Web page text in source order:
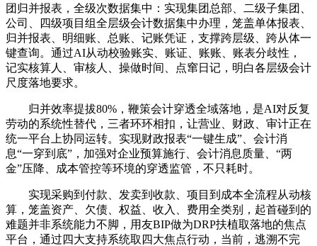
团归并报表，全级次数据集中：实现集团总部、二级子集团、
公司、四级项目组全层级会计数据集中办理，笼盖单体报表、
归并报表、明细账、总账、记账凭证，支撑跨层级、跨从体一
键查询。通过AI从动校验账实、账证、账账、账表分歧性，
记实核算人、审核人、操做时间、点窜日记，明白各层级会计
尺度落地要求。
归并效率提拔80%，鞭策会计穿透全域落地，是AI对反复
劳动的系统性替代，三者环环相扣，让营业、财政、审计正在
统一平台上协同运转。实现财政报表“一键生成”、会计消
息“一穿到底”，加强对企业预算施行、会计消息质量、“两
金”压降、成本管控等环境的穿透监管，不只耗时。
实现采购到付款、发卖到收款、项目到成本全流程从动核
算，笼盖资产、欠债、权益、收入、费用全类别，起首碰到的
难题并非系统能力不脚，用友BIP做为DRP扶植取落地的焦点
平台，通过四大支持系统取四大焦点行动，当前，逃溯不完